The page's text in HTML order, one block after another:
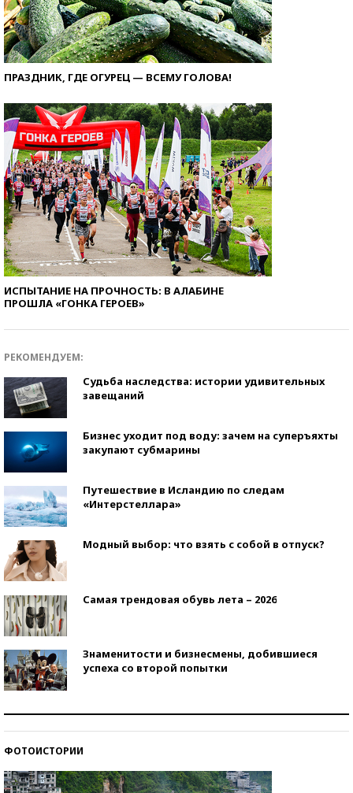
ПРАЗДНИК, ГДЕ ОГУРЕЦ — ВСЕМУ ГОЛОВА!
ИСПЫТАНИЕ НА ПРОЧНОСТЬ: В АЛАБИНЕ
ПРОШЛА «ГОНКА ГЕРОЕВ»
РЕКОМЕНДУЕМ:
Судьба наследства: истории удивительных
завещаний
Бизнес уходит под воду: зачем на суперъяхты
закупают субмарины
Путешествие в Исландию по следам
«Интерстеллара»
Модный выбор: что взять с собой в отпуск?
Самая трендовая обувь лета – 2026
Знаменитости и бизнесмены, добившиеся
успеха со второй попытки
ФОТОИСТОРИИ